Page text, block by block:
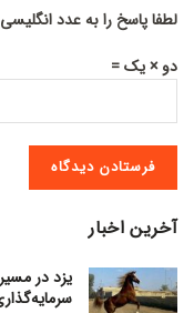
لطفا پاسخ را به عدد
دو × یک =
آخرین اخبار
یزد در
سرمایه‌گذاری ۵۰ میلیارد ریالی در